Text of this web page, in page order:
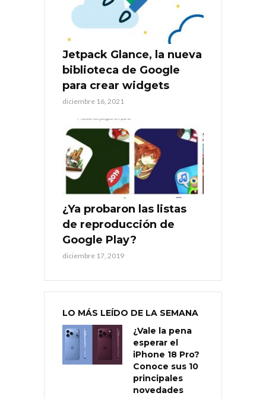
Jetpack Glance, la nueva
biblioteca de Google
para crear widgets
diciembre 16, 2021
¿Ya probaron las listas
de reproducción de
Google Play?
diciembre 17, 2019
LO MÁS LEÍDO DE LA SEMANA
¿Vale la pena
esperar el
iPhone 18 Pro?
Conoce sus 10
principales
novedades